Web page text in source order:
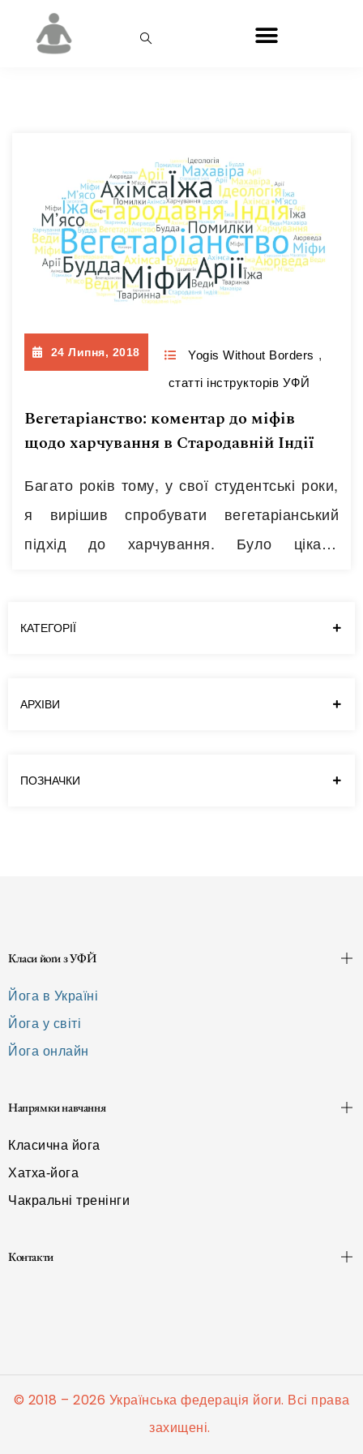
24 Липня, 2018 Yogis Without Borders ,
статті інструкторів УФЙ
Вегетаріанство: коментар до міфів
щодо харчування в Стародавній Індії
Багато років тому, у свої студентські роки,
я вирішив спробувати вегетаріанський
підхід до харчування. Було цікаво
періоду я багато в чому переглянув свої
КАТЕГОРІЇ
АРХІВИ
ПОЗНАЧКИ
Класи йоґи з УФЙ
Йога в Україні
Йога у світі
Йога онлайн
Напрямки навчання
Класична йога
Хатха-йога
Чакральні тренінги
Контакти
© 2018 – 2026 Українська федерація йоги. Всі права
захищені.